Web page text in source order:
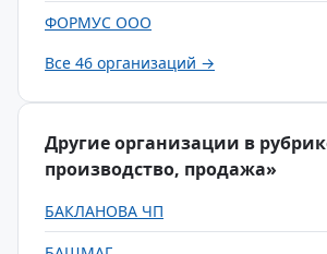
ФОРМУС ООО
Все 46 организаций →
Другие организации в
производство, продажа»
БАКЛАНОВА ЧП